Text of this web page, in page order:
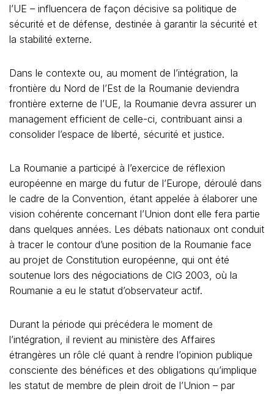
l’UE – influencera de façon décisive sa politique de
sécurité et de défense, destinée à garantir la sécurité et
la stabilité externe.
Dans le contexte ou, au moment de l’intégration, la
frontière du Nord de l’Est de la Roumanie deviendra
frontière externe de l’UE, la Roumanie devra assurer un
management efficient de celle-ci, contribuant ainsi a
consolider l’espace de liberté, sécurité et justice.
La Roumanie a participé à l’exercice de réflexion
européenne en marge du futur de l’Europe, déroulé dans
le cadre de la Convention, étant appelée à élaborer une
vision cohérente concernant l’Union dont elle fera partie
dans quelques années. Les débats nationaux ont conduit
à tracer le contour d’une position de la Roumanie face
au projet de Constitution européenne, qui ont été
soutenue lors des négociations de CIG 2003, où la
Roumanie a eu le statut d’observateur actif.
Durant la période qui précédera le moment de
l’intégration, il revient au ministère des Affaires
étrangères un rôle clé quant à rendre l’opinion publique
consciente des bénéfices et des obligations qu’implique
les statut de membre de plein droit de l’Union – par